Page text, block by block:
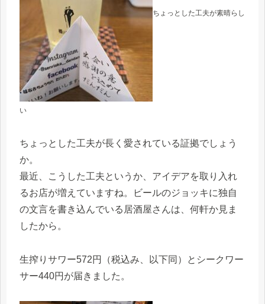
ちょっとした工夫が素晴らし
い
ちょっとした工夫が長く愛されている証拠でしょう
か。
最近、こうした工夫というか、アイデアを取り入れ
るお店が増えていますね。ビールのジョッキに独自
の文言を書き込んでいる居酒屋さんは、何軒か見ま
したから。
生搾りサワー572円（税込み、以下同）とシークワー
サー440円が届きました。